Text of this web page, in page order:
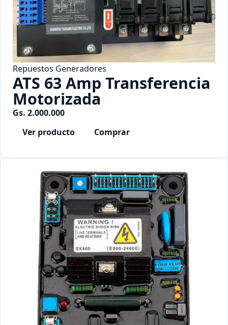
Repuestos Generadores
ATS 63 Amp Transferencia
Motorizada
Gs. 2.000.000
Ver producto
Comprar